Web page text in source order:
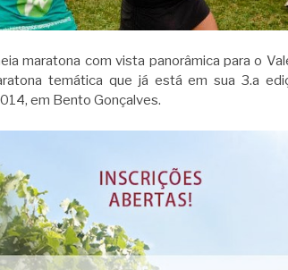
maratona com vista panorâmica para o
temática que já está em sua 3.a
em Bento Gonçalves.